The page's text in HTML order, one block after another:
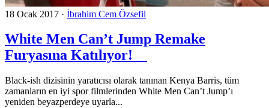
18 Ocak 2017 · İbrahim Cem Özsefil
White Men Can’t Jump Remake
Furyasına Katılıyor!
Black-ish dizisinin yaratıcısı olarak tanınan Kenya Barris, tüm
zamanların en iyi spor filmlerinden White Men Can’t Jump’ı
yeniden beyazperdeye uyarla...